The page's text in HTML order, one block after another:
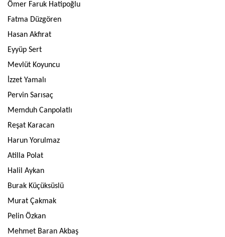
Ömer Faruk Hatipoğlu
Fatma Düzgören
Hasan Akfırat
Eyyüp Sert
Mevlüt Koyuncu
İzzet Yamalı
Pervin Sarısaç
Memduh Canpolatlı
Reşat Karacan
Harun Yorulmaz
Atilla Polat
Halil Aykan
Burak Küçüksüslü
Murat Çakmak
Pelin Özkan
Mehmet Baran Akbaş